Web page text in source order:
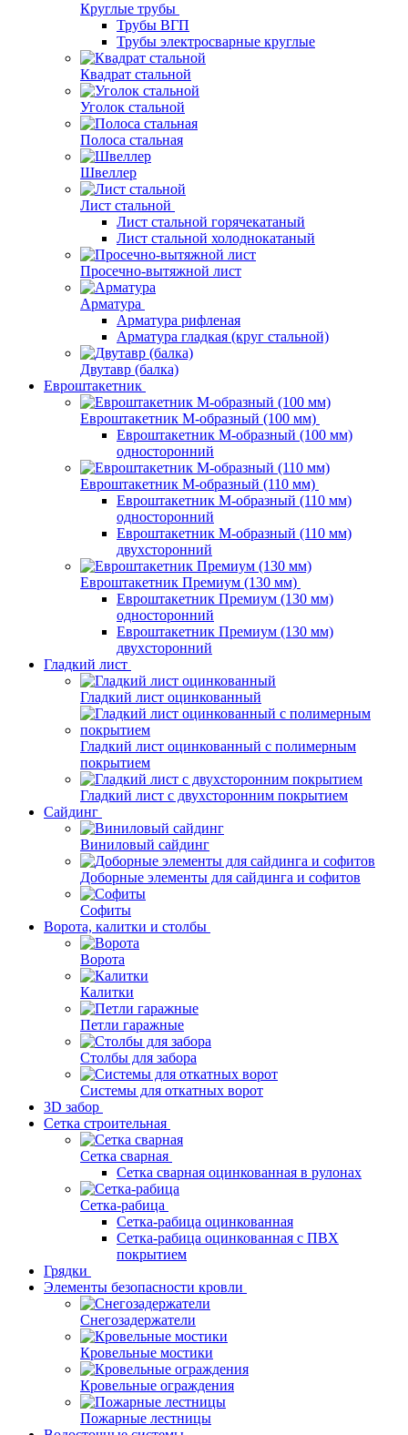
Круглые трубы
Трубы ВГП
Трубы электросварные круглые
Квадрат стальной
Уголок стальной
Полоса стальная
Швеллер
Лист стальной
Лист стальной горячекатаный
Лист стальной холоднокатаный
Просечно-вытяжной лист
Арматура
Арматура рифленая
Арматура гладкая (круг стальной)
Двутавр (балка)
Евроштакетник
Евроштакетник М-образный (100 мм)
Евроштакетник М-образный (100 мм)
односторонний
Евроштакетник М-образный (110 мм)
Евроштакетник М-образный (110 мм)
односторонний
Евроштакетник М-образный (110 мм)
двухсторонний
Евроштакетник Премиум (130 мм)
Евроштакетник Премиум (130 мм)
односторонний
Евроштакетник Премиум (130 мм)
двухсторонний
Гладкий лист
Гладкий лист оцинкованный
Гладкий лист оцинкованный с полимерным
покрытием
Гладкий лист с двухсторонним покрытием
Сайдинг
Виниловый сайдинг
Доборные элементы для сайдинга и софитов
Софиты
Ворота, калитки и столбы
Ворота
Калитки
Петли гаражные
Столбы для забора
Системы для откатных ворот
3D забор
Сетка строительная
Сетка сварная
Сетка сварная оцинкованная в рулонах
Сетка-рабица
Сетка-рабица оцинкованная
Сетка-рабица оцинкованная с ПВХ
покрытием
Грядки
Элементы безопасности кровли
Снегозадержатели
Кровельные мостики
Кровельные ограждения
Пожарные лестницы